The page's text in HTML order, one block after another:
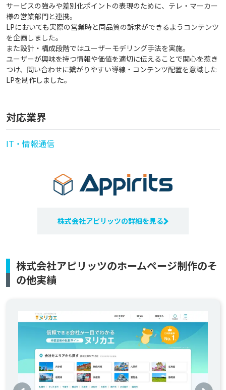
サービスの強みや差別化ポイントの表現のために、テレ・マーカー
様の営業部門と連携。
LPにおいても実際の営業時と同品質の訴求ができるようコンテンツ
を企画しました。
また設計・構成段階ではユーザーモデリング手法を実施。
ユーザーが興味を持つ情報や価値を適切に伝えることで関心を惹き
つけ、問い合わせに繋がりやすい導線・コンテンツ配置を意識した
LPを制作しました。
対応業界
IT・情報通信
株式会社アピリッツの詳細を見る
株式会社アピリッツのホームページ制作のそ
の他実績